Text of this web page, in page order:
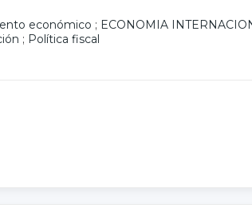
económico ; ECONOMIA
; Política fiscal